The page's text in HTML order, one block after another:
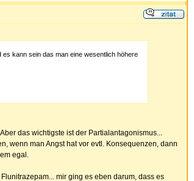
kann sein das man eine wesentlich höhere
Aber das wichtigste ist der Partialantagonismus...
wenn man Angst hat vor evtl. Konsequenzen, dann
egal.
mir ging es eben darum, dass es